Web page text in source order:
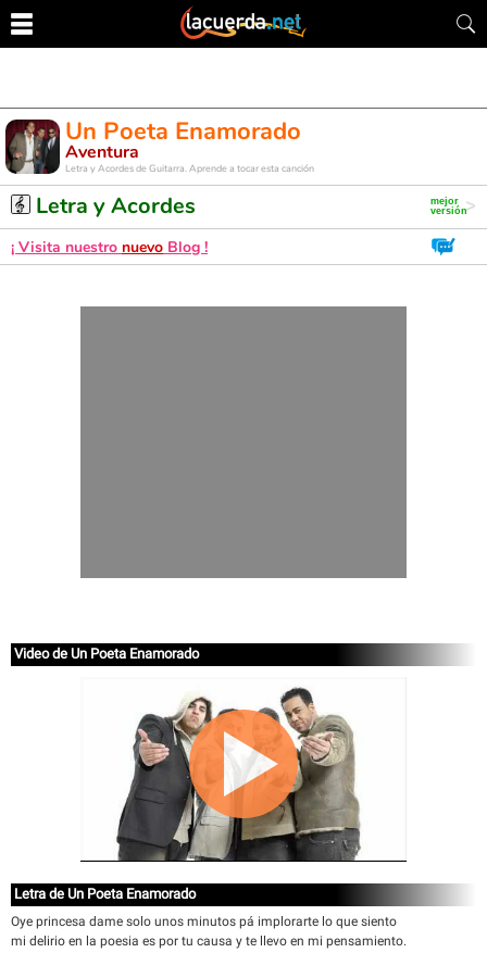
Un Poeta Enamorado
Aventura
Letra y Acordes de Guitarra. Aprende a tocar esta canción
Letra y Acordes
¡ Visita nuestro nuevo Blog !
Video de Un Poeta Enamorado
Letra de Un Poeta Enamorado
Oye princesa dame solo unos minutos pá implorarte lo que siento
mi delirio en la poesia es por tu causa y te llevo en mi pensamiento.